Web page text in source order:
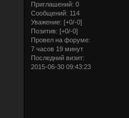
Приглашений: 0
Сообщений: 114
Уважение: [+0/-0]
Позитив: [+0/-0]
Провел на форуме:
7 часов 19 минут
Последний визит:
2015-06-30 09:43:23